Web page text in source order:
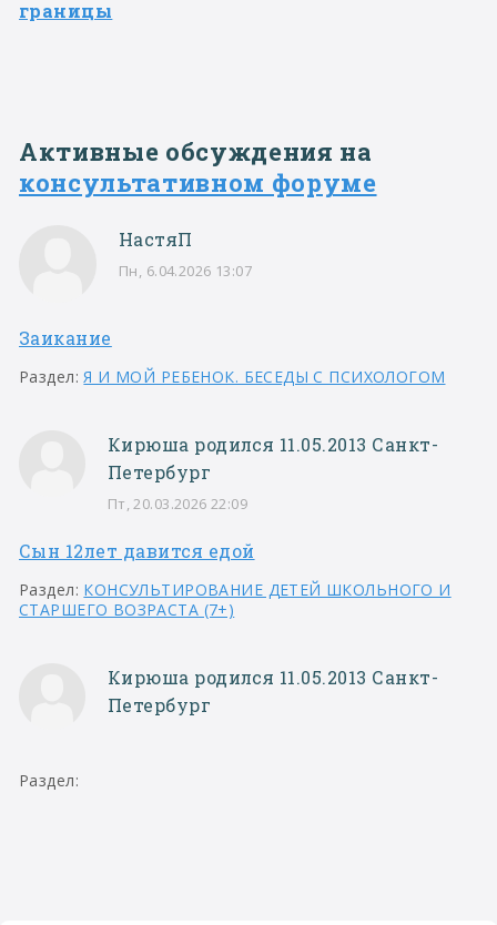
границы
Активные обсуждения на
консультативном форуме
НастяП
Пн, 6.04.2026 13:07
Заикание
Раздел:Я И МОЙ РЕБЕНОК. БЕСЕДЫ С ПСИХОЛОГОМ
Кирюша родился 11.05.2013 Санкт-
Петербург
Пт, 20.03.2026 22:09
Сын 12лет давится едой
Раздел: КОНСУЛЬТИРОВАНИЕ ДЕТЕЙ ШКОЛЬНОГО И
СТАРШЕГО ВОЗРАСТА (7+)
Кирюша родился 11.05.2013 Санкт-
Петербург
Раздел: